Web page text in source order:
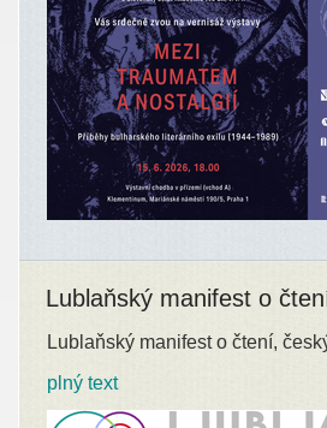
Lublaňský manifest o
Lublaňský manifest o čtení,
plný text